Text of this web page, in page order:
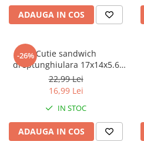
ADAUGA IN COS
-26%Cutie sandwich
dreptunghiulara 17x14x5.6
cm Paw Patrol Urban Comic
22,99 Lei
16,99 Lei
IN STOC
ADAUGA IN COS